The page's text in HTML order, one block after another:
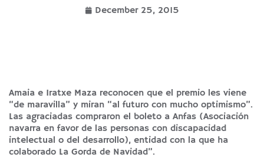
December 25, 2015
Amaia e Iratxe Maza reconocen que el premio les viene
“de maravilla” y miran “al futuro con mucho optimismo”.
Las agraciadas compraron el boleto a Anfas (Asociación
navarra en favor de las personas con discapacidad
intelectual o del desarrollo), entidad con la que ha
colaborado La Gorda de Navidad”.